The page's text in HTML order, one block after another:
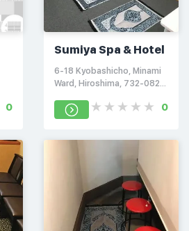
0
Sumiya Spa & Hotel
6-18 Kyobashicho, Minami
Ward, Hiroshima, 732-0828,
0